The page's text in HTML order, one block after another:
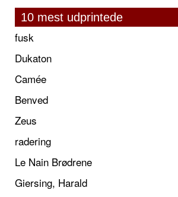
10 mest udprintede
fusk
Dukaton
Camée
Benved
Zeus
radering
Le Nain Brødrene
Giersing, Harald